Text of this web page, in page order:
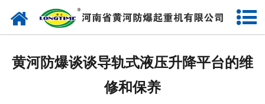
网站首页
黄河防爆谈谈导轨式液压升降平台的维
修和保养